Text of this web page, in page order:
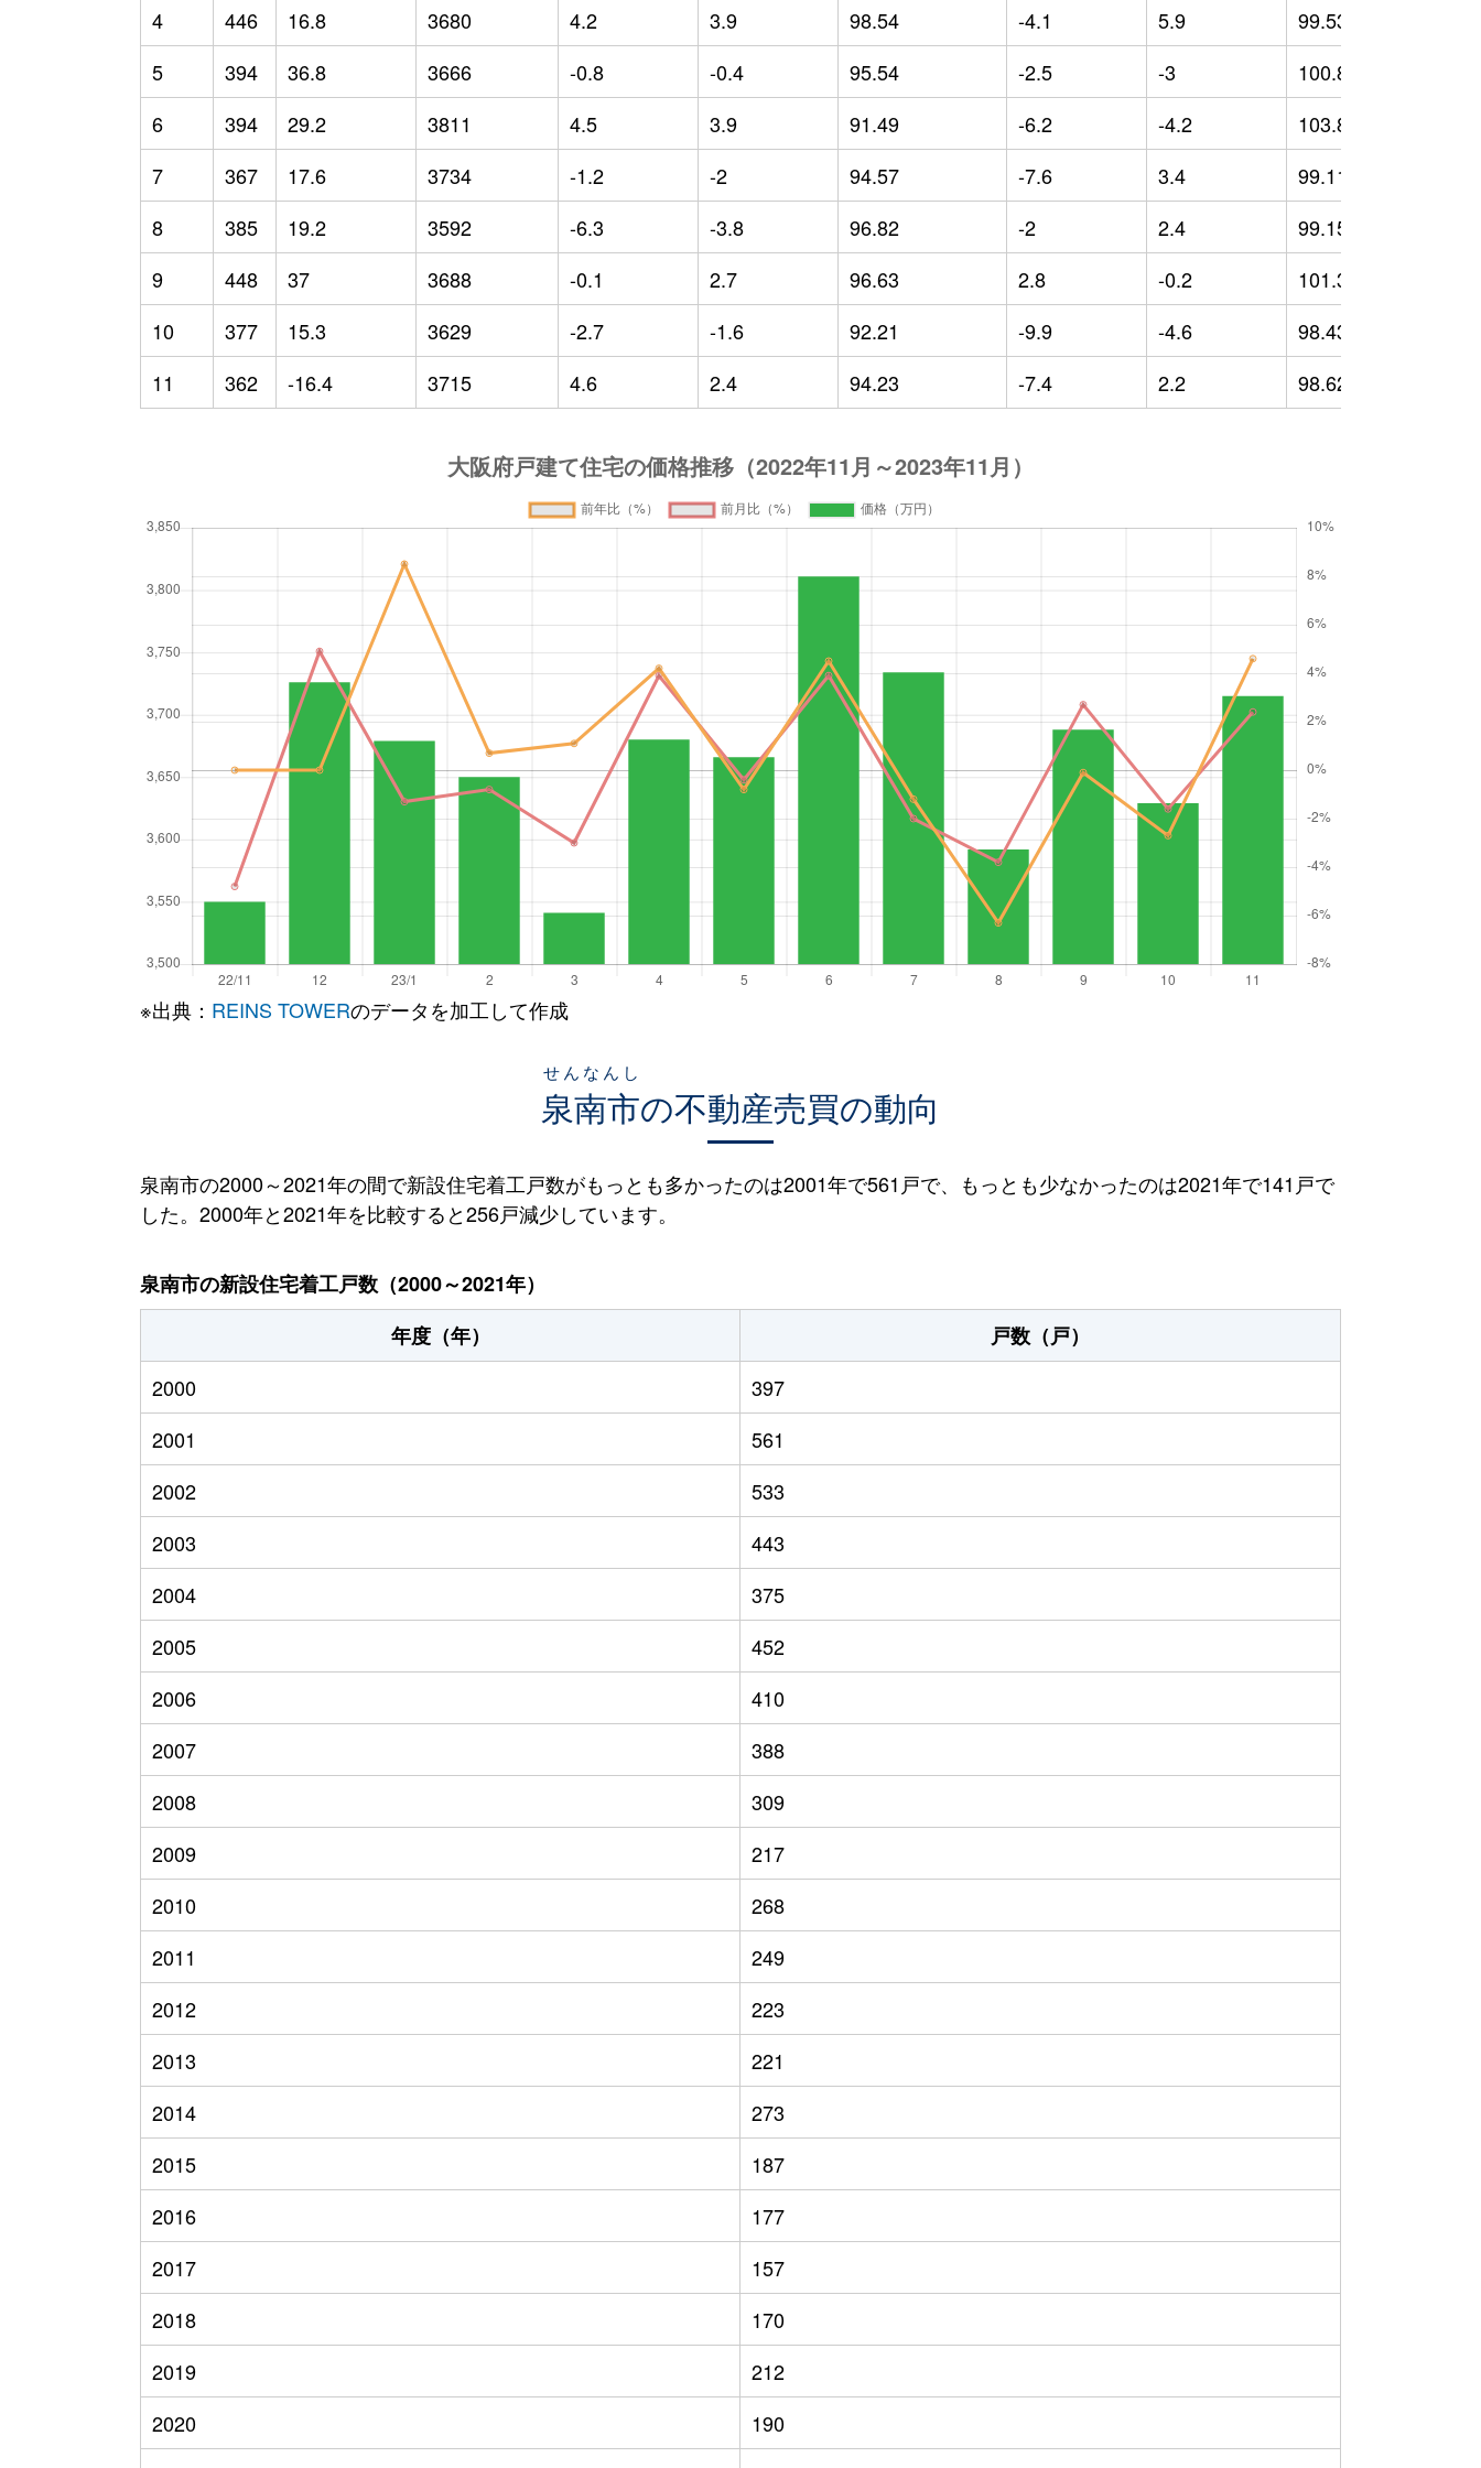
4 446 16.8 3680 4.2 3.9 98.54 -4.1 5.9 99.53
5
394 36.8 3666 -0.8 -0.4 95.54 -2.5 -3 100.83
6
394 29.2 3811 4.5 3.9 91.49 -6.2 -4.2 103.88
7
367 17.6 3734 -1.2 -2 94.57 -7.6 3.4 99.11
8
385 19.2 3592 -6.3 -3.8 96.82 -2 2.4 99.15
9
448 37 3688 -0.1 2.7 96.63 2.8 -0.2 101.34
10
377 15.3 3629 -2.7 -1.6 92.21 -9.9 -4.6 98.43
11
362 -16.4 3715 4.6 2.4 94.23 -7.4 2.2 98.62
※出典： REINS TOWERのデータを加工して作成
泉南市
せんなんし
の不動産売買の動向
泉南市の2000～2021年の間で新設住宅着工戸数がもっとも多かったのは2001年で561戸で、もっとも少なかったのは2021年で141戸で
した。2000年と2021年を比較すると256戸減少しています。
泉南市の新設住宅着工戸数（2000～2021年）
年度（年）
戸数（戸）
2000
397
2001
561
2002
533
2003
443
2004
375
2005
452
2006
410
2007
388
2008
309
2009
217
2010
268
2011
249
2012
223
2013
221
2014
273
2015
187
2016
177
2017
157
2018
170
2019
212
2020
190